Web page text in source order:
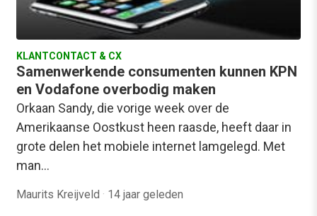
KLANTCONTACT & CX
Samenwerkende consumenten kunnen KPN
en Vodafone overbodig maken
Orkaan Sandy, die vorige week over de
Amerikaanse Oostkust heen raasde, heeft daar in
grote delen het mobiele internet lamgelegd. Met
man…
Maurits Kreijveld · 14 jaar geleden